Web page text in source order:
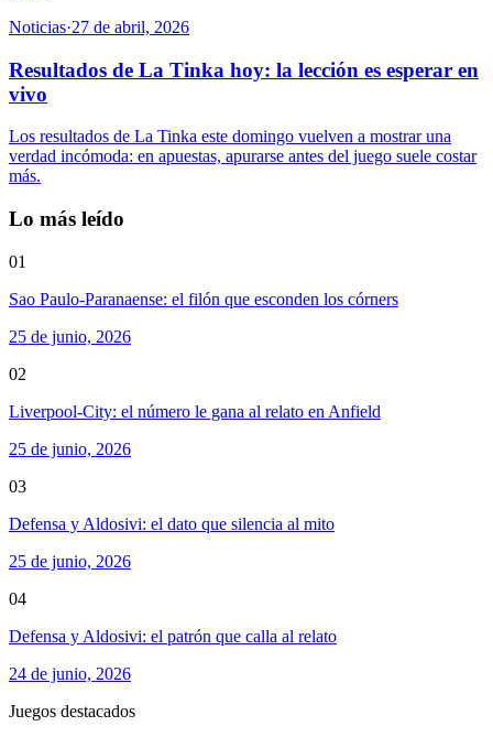
Noticias·27 de abril, 2026
Resultados de La Tinka hoy: la lección es esperar en
vivo
Los resultados de La Tinka este domingo vuelven a mostrar una
verdad incómoda: en apuestas, apurarse antes del juego suele costar
más.
Lo más leído
01
Sao Paulo-Paranaense: el filón que esconden los córners
25 de junio, 2026
02
Liverpool-City: el número le gana al relato en Anfield
25 de junio, 2026
03
Defensa y Aldosivi: el dato que silencia al mito
25 de junio, 2026
04
Defensa y Aldosivi: el patrón que calla al relato
24 de junio, 2026
Juegos destacados